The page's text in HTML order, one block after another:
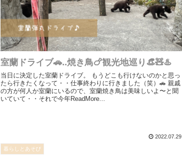
室蘭ドライブ🚗..焼き鳥🍗観光地巡り👒🧸♨️
当日に決定した室蘭ドライブ。 もうどこも行けないのかと思っ
たら行きたくなって・・仕事終わりに行きました（笑）🚗 親戚
の方が何人か室蘭にいるので、室蘭焼き鳥は美味しいよ〜と聞
いていて・・それで今年ReadMore...
2022.07.29
暮らしとあそび